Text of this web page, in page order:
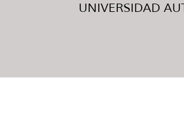
UNIVERSIDAD